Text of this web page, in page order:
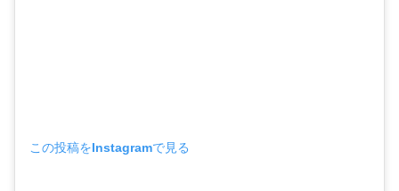
この投稿をInstagramで見る